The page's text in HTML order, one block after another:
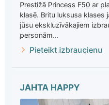
Prestižā Princess F50 ar
klasē. Britu luksusa klases
jūsu ekskluzīvākajiem
personām...
Pieteikt izbraucienu
JAHTA HAPPY